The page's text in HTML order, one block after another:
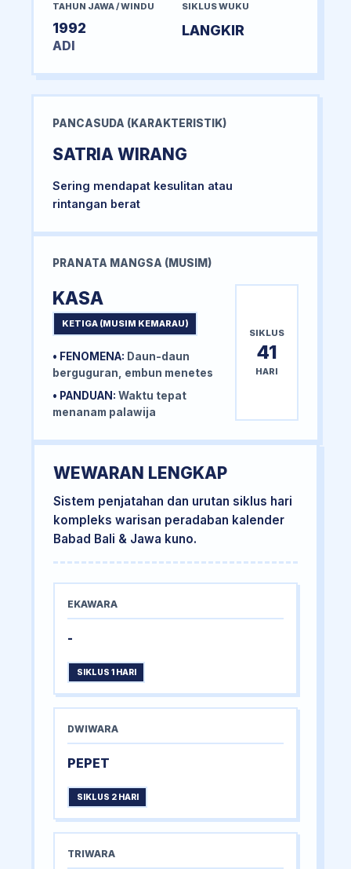
TAHUN JAWA / WINDU
1992
ADI
SIKLUS WUKU
LANGKIR
PANCASUDA (KARAKTERISTIK)
SATRIA WIRANG
Sering mendapat kesulitan atau
rintangan berat
PRANATA MANGSA (MUSIM)
KASA
KETIGA (MUSIM KEMARAU)
• FENOMENA: Daun-daun
berguguran, embun menetes
• PANDUAN: Waktu tepat
menanam palawija
SIKLUS
41
HARI
WEWARAN LENGKAP
Sistem penjatahan dan urutan siklus hari
kompleks warisan peradaban kalender
Babad Bali & Jawa kuno.
EKAWARA
-
SIKLUS 1 HARI
DWIWARA
PEPET
SIKLUS 2 HARI
TRIWARA